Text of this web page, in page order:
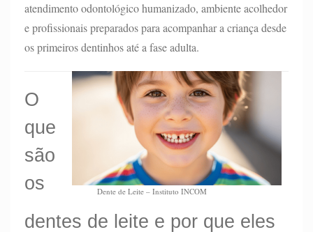
atendimento odontológico humanizado, ambiente acolhedor
e profissionais preparados para acompanhar a criança desde
os primeiros dentinhos até a fase adulta.
Dente de Leite – Instituto INCOM
O
que
são
os
dentes de leite e por que eles